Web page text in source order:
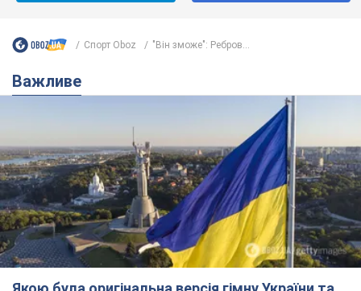
Спорт Oboz "Він зможе": Ребров...
Важливе